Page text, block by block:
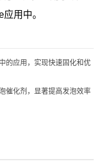
用中。
的应用，实现快速固化和优
催化剂，显著提高发泡效率